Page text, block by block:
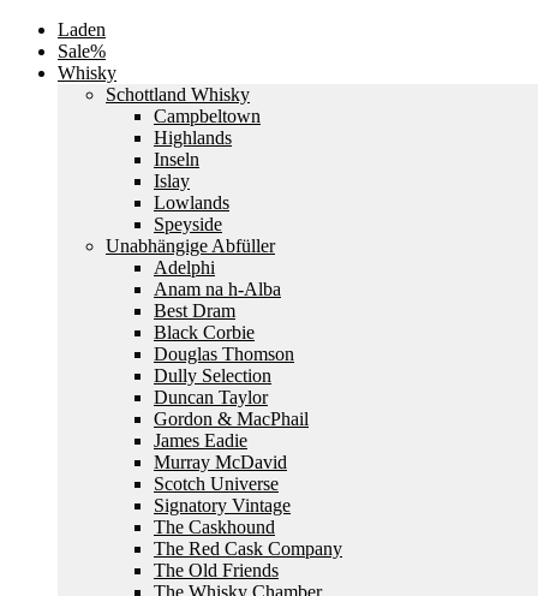
Laden
Sale%
Whisky
Schottland Whisky
Campbeltown
Highlands
Inseln
Islay
Lowlands
Speyside
Unabhängige Abfüller
Adelphi
Anam na h-Alba
Best Dram
Black Corbie
Douglas Thomson
Dully Selection
Duncan Taylor
Gordon & MacPhail
James Eadie
Murray McDavid
Scotch Universe
Signatory Vintage
The Caskhound
The Red Cask Company
The Old Friends
The Whisky Chamber